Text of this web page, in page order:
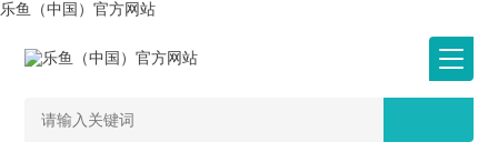
乐鱼（中国）官方网站